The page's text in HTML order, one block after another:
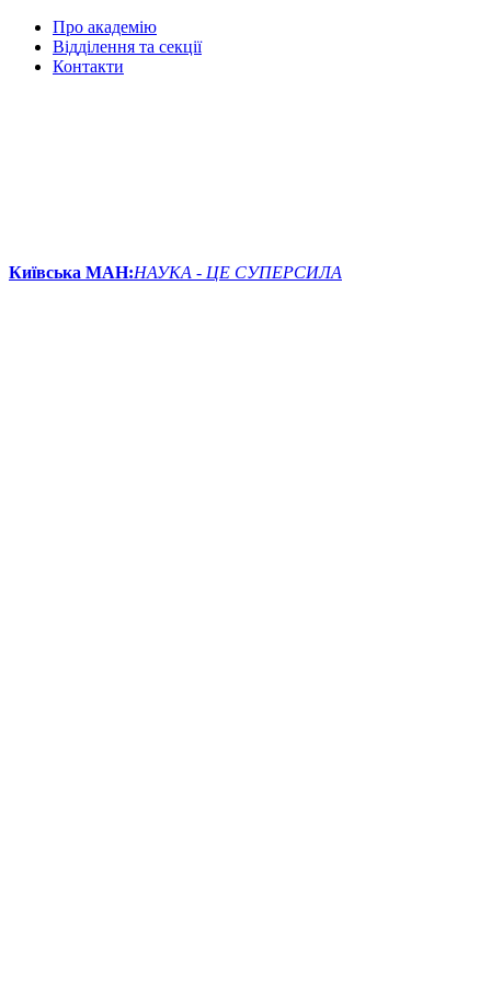
Про академію
Відділення та секції
Контакти
Київська МАН:НАУКА - ЦЕ СУПЕРСИЛА